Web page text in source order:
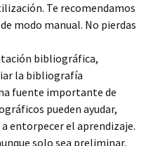
Te recomendamos
modo manual. No pierdas
bibliográfica,
la bibliografía
fuente importante de
pueden ayudar,
entorpecer el aprendizaje.
solo sea preliminar,